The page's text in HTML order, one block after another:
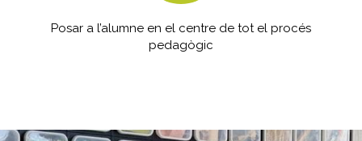
Posar a l’alumne en el centre de tot el procés
pedagògic